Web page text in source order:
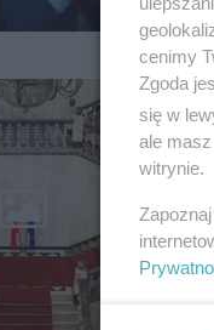
cenimy
Zgoda
się w
ale
witrynie.